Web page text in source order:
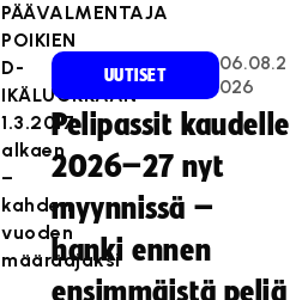
PÄÄVALMENTAJA
POIKIEN
D-
IKÄLUOKKAAN
1.3.2017
alkaen
–
kahden
vuoden
määräajaksi
UUTISET
06.08.2
026
Pelipassit kaudelle
2026–27 nyt
myynnissä –
hanki ennen
ensimmäistä peliä